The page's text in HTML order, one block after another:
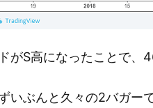
がS高になったことで、
いぶんと久々の2バガー